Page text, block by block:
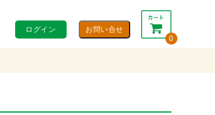
ログイン
0
カートを見る・注文する